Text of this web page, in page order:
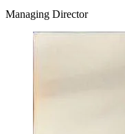
Managing Director